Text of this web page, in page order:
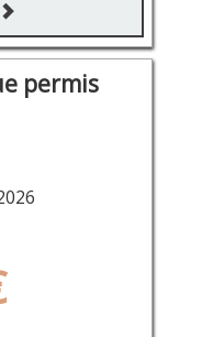
permis